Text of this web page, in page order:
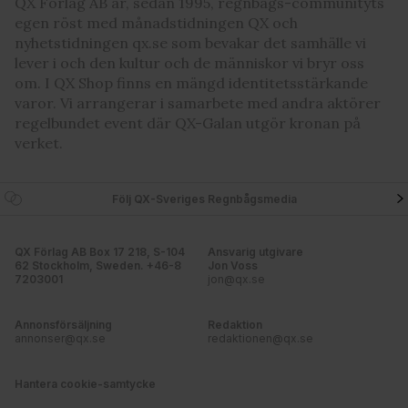
egen röst med månadstidningen QX och
nyhetstidningen qx.se som bevakar det samhälle vi
lever i och den kultur och de människor vi bryr oss
om. I QX Shop finns en mängd identitetsstärkande
varor. Vi arrangerar i samarbete med andra aktörer
regelbundet event där QX-Galan utgör kronan på
verket.
Följ QX-Sveriges Regnbågsmedia
QX Förlag AB Box 17 218, S-104
62 Stockholm, Sweden. +46-8
7203001
Ansvarig utgivare
Jon Voss
jon@qx.se
Annonsförsäljning
annonser@qx.se
Redaktion
redaktionen@qx.se
Hantera cookie-samtycke